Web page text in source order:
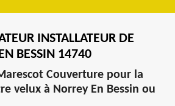
INSTALLATEUR DE
BESSIN 14740
Couverture pour la
velux à Norrey En Bessin ou